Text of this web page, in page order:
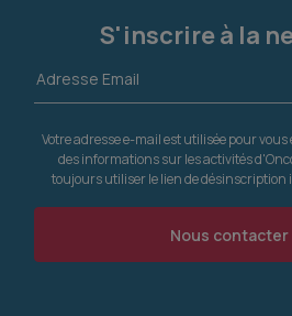
S'inscrire à la
Votre adresse e-mail est utilisée pour
des informations sur les activités
toujours utiliser le lien de désinscription
Nous contacter